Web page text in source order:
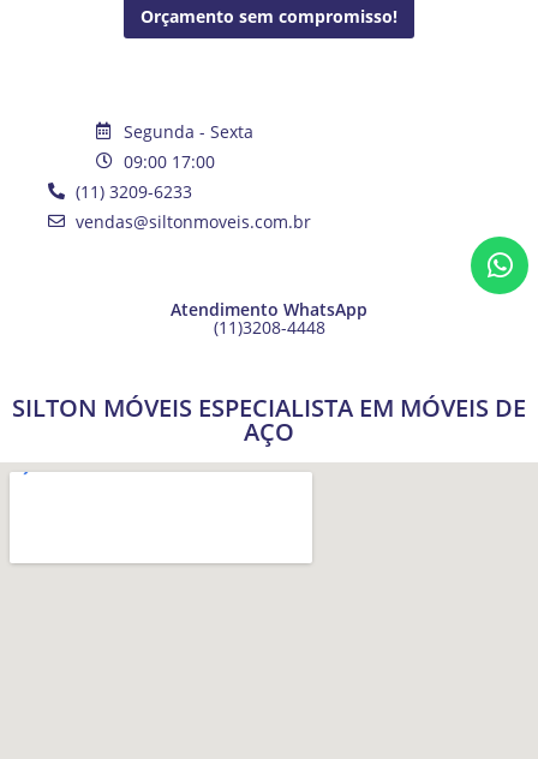
Orçamento sem compromisso!
Segunda - Sexta
09:00 17:00
(11) 3209-6233
vendas@siltonmoveis.com.br
Atendimento WhatsApp
(11)3208-4448
SILTON MÓVEIS ESPECIALISTA EM MÓVEIS DE
AÇO